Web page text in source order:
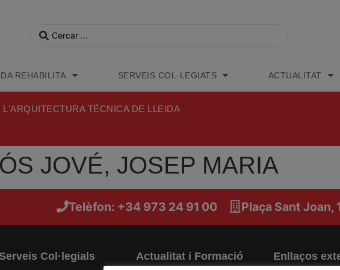
REHABILITA SERVEIS COL·LEGIATS ACTUALITAT
L'ARQUITECTURA TÈCNICA DE LLEIDA
JOVÉ, JOSEP MARIA
Telèfon: +34 973 24 91 00 Plaça Sant Joan,
Serveis Col·legials Actualitat i Formació Enllaços